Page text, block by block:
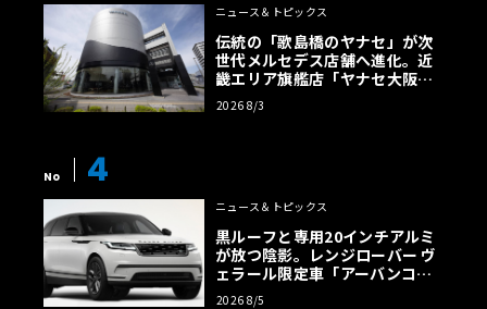
ニュース＆トピックス
伝統の「歌島橋のヤナセ」が次
世代メルセデス店舗へ進化。近
畿エリア旗艦店「ヤナセ大阪支
店」がリニューアル
2026 8/3
No 4
ニュース＆トピックス
黒ルーフと専用20インチアルミ
が放つ陰影。レンジローバー ヴ
ェラール限定車「アーバンコン
トラスト・エディション」登場
2026 8/5